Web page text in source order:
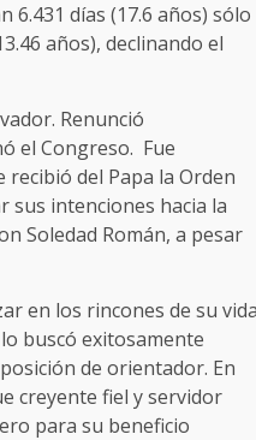
días (17.6 años) sólo
años), declinando el
Renunció
el Congreso. Fue
del Papa la Orden
sus intenciones hacia la
Soledad Román, a pesar
en los rincones de su
buscó exitosamente
de orientador. En
creyente fiel y servidor
para su beneficio